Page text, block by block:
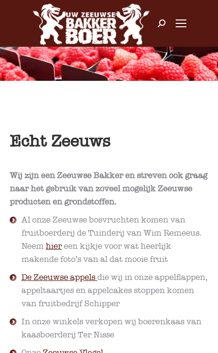
Zoeken:
Echt Zeeuws
Wij zijn een Zeeuwse Bakker en streven ook graag
naar het gebruik van zoveel mogelijk Zeeuwse
producten en grondstoffen.
Al onze Zeeuwse bosvruchten komen van
fruitboerderij de Tuinderij van Wim Remeeus.
Neem hiereen kijkje voor wat heerlijk
makende foto’s van al dat mooie fruit
De Zeeuwse appels die wij in onze appelflappen,
appeltaartjes en appelcakes stoppen komen
van fruitbedrijf Schipper
In onze winkels verkopen wij boerenkaas van
kaasboerderij Ter Nisse